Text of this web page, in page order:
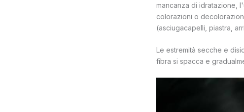
mancanza di idratazione,
colorazioni o
(asciugacapelli, piastra,
Le estremità secche e
fibra si spacca e